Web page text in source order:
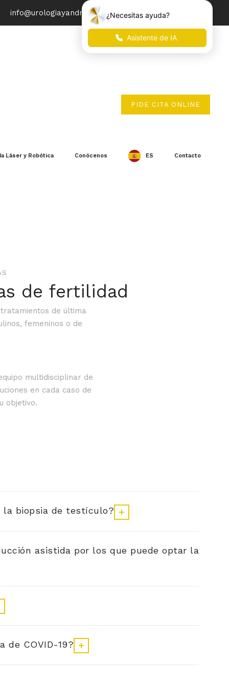
info@urologiayandrologia.com
PIDE CITA ONLINE
Láser y Robótica Conócenos ES Contacto
de fertilidad
de última
femeninos o de
multidisciplinar de
en cada caso de
objetivo.
la biopsia de testículo?
asistida por los que puede optar la
de COVID-19?